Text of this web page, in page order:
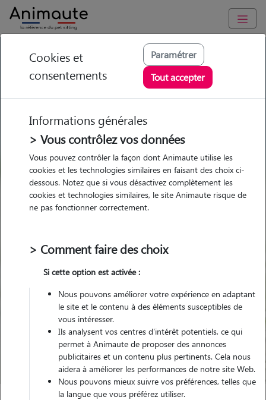
GARDE ANIMAUX à Fleurance : Garde chien et chat en famille
ou à domicile, visites et promenades
Trouvez une garde animaux à
Fleurance
Parmi nos 3 pet-sitters à Fleurance
Garde
chez le Pet Sitter
Garde
chez le Pet Sitter
Pour quel animal ?
Trouver mon Pet Sitter
Cookies et
consentements
Paramétrer
Tout accepter
Informations générales
> Vous contrôlez vos données
Vous pouvez contrôler la façon dont Animaute utilise les
cookies et les technologies similaires en faisant des choix ci-
dessous. Notez que si vous désactivez complètement les
cookies et technologies similaires, le site Animaute risque de
ne pas fonctionner correctement.
> Comment faire des choix
Si cette option est activée :
Nous pouvons améliorer votre expérience en adaptant
le site et le contenu à des éléments susceptibles de
vous intéresser.
Ils analysent vos centres d'intérêt potentiels, ce qui
permet à Animaute de proposer des annonces
publicitaires et un contenu plus pertinents. Cela nous
aidera à améliorer les performances de notre site Web.
Nous pouvons mieux suivre vos préférences, telles que
la langue que vous préférez utiliser.